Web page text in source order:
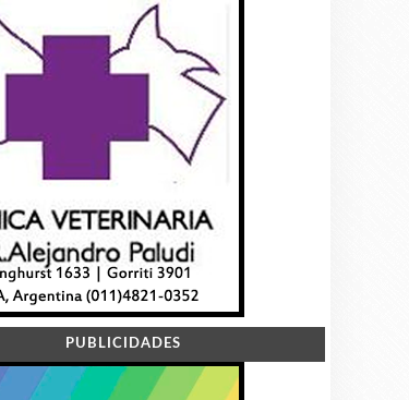
PUBLICIDADES